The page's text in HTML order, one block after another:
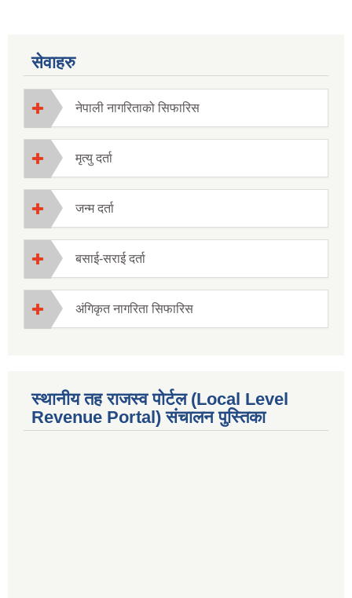
सेवाहरु
नेपाली नागरिताको सिफारिस
मृत्यु दर्ता
जन्म दर्ता
बसाई-सराई दर्ता
अंगिकृत नागरिता सिफारिस
स्थानीय तह राजस्व पोर्टल (Local Level
Revenue Portal) संचालन पुस्तिका